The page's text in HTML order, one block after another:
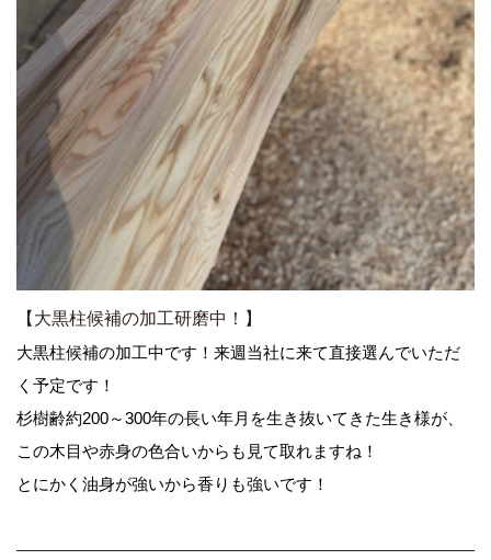
【大黒柱候補の加工研磨中！】
大黒柱候補の加工中です！来週当社に来て直接選んでいただ
く予定です！
杉樹齢約200～300年の長い年月を生き抜いてきた生き様が、
この木目や赤身の色合いからも見て取れますね！
とにかく油身が強いから香りも強いです！